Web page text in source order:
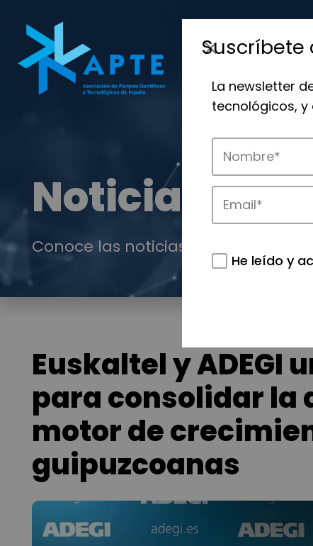
Noticias
Conoce las noticias más
Euskaltel y ADEGI
para consolidar la
motor de
guipuzcoanas
Suscríbete
La newsletter
tecnológicos,
He leído y